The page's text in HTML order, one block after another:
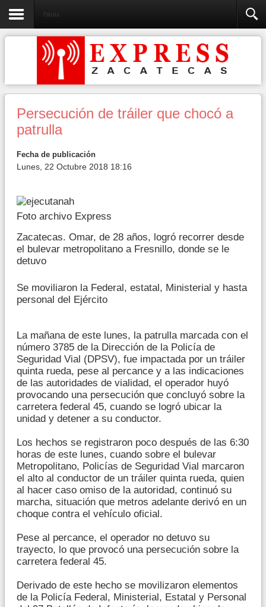
Policia
Persecución de tráiler que chocó a
patrulla
Fecha de publicación
Lunes, 22 Octubre 2018 18:16
Foto archivo Express
Zacatecas. Omar, de 28 años, logró recorrer desde
el bulevar metropolitano a Fresnillo, donde se le
detuvo
Se moviliaron la Federal, estatal, Ministerial y hasta
personal del Ejército
La mañana de este lunes, la patrulla marcada con el
número 3785 de la Dirección de la Policía de
Seguridad Vial (DPSV), fue impactada por un tráiler
quinta rueda, pese al percance y a las indicaciones
de las autoridades de vialidad, el operador huyó
provocando una persecución que concluyó sobre la
carretera federal 45, cuando se logró ubicar la
unidad y detener a su conductor.
Los hechos se registraron poco después de las 6:30
horas de este lunes, cuando sobre el bulevar
Metropolitano, Policías de Seguridad Vial marcaron
el alto al conductor de un tráiler quinta rueda, quien
al hacer caso omiso de la autoridad, continuó su
marcha, situación que metros adelante derivó en un
choque contra el vehículo oficial.
Pese al percance, el operador no detuvo su
trayecto, lo que provocó una persecución sobre la
carretera federal 45.
Derivado de este hecho se movilizaron elementos
de la Policía Federal, Ministerial, Estatal y Personal